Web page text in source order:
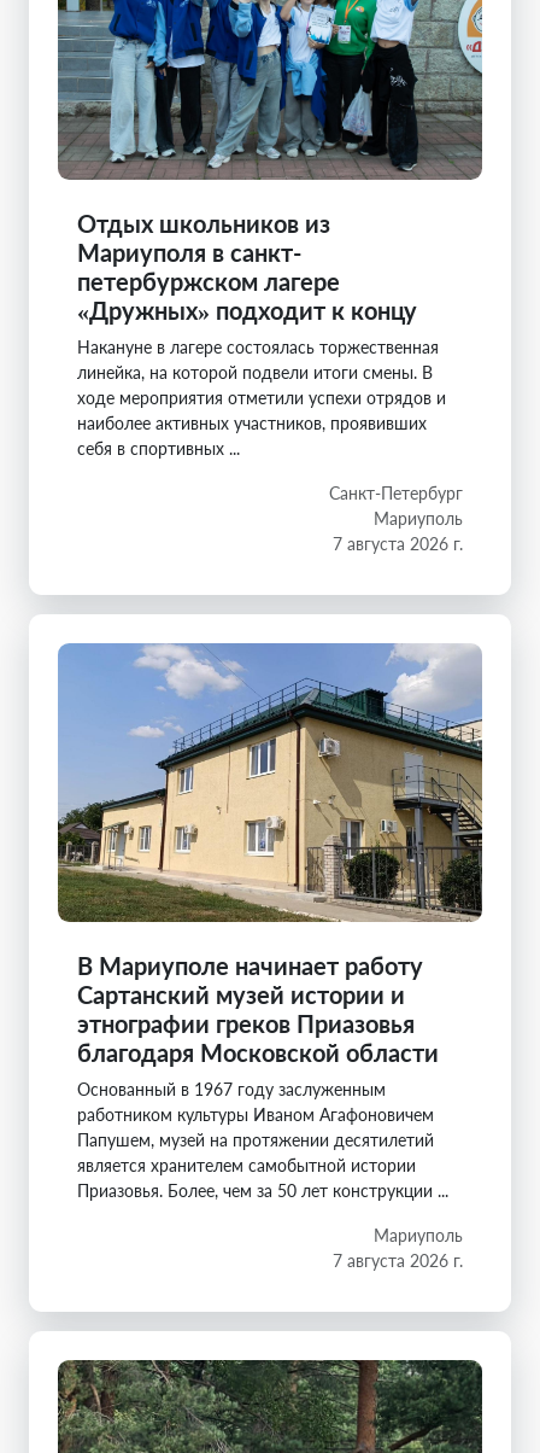
Отдых школьников из
Мариуполя в санкт-
петербуржском лагере
«Дружных» подходит к концу
Накануне в лагере состоялась торжественная
линейка, на которой подвели итоги смены. В
ходе мероприятия отметили успехи отрядов и
наиболее активных участников, проявивших
себя в спортивных ...
Санкт-Петербург
Мариуполь
7 августа 2026 г.
В Мариуполе начинает работу
Сартанский музей истории и
этнографии греков Приазовья
благодаря Московской области
Основанный в 1967 году заслуженным
работником культуры Иваном Агафоновичем
Папушем, музей на протяжении десятилетий
является хранителем самобытной истории
Приазовья. Более, чем за 50 лет конструкции ...
Мариуполь
7 августа 2026 г.